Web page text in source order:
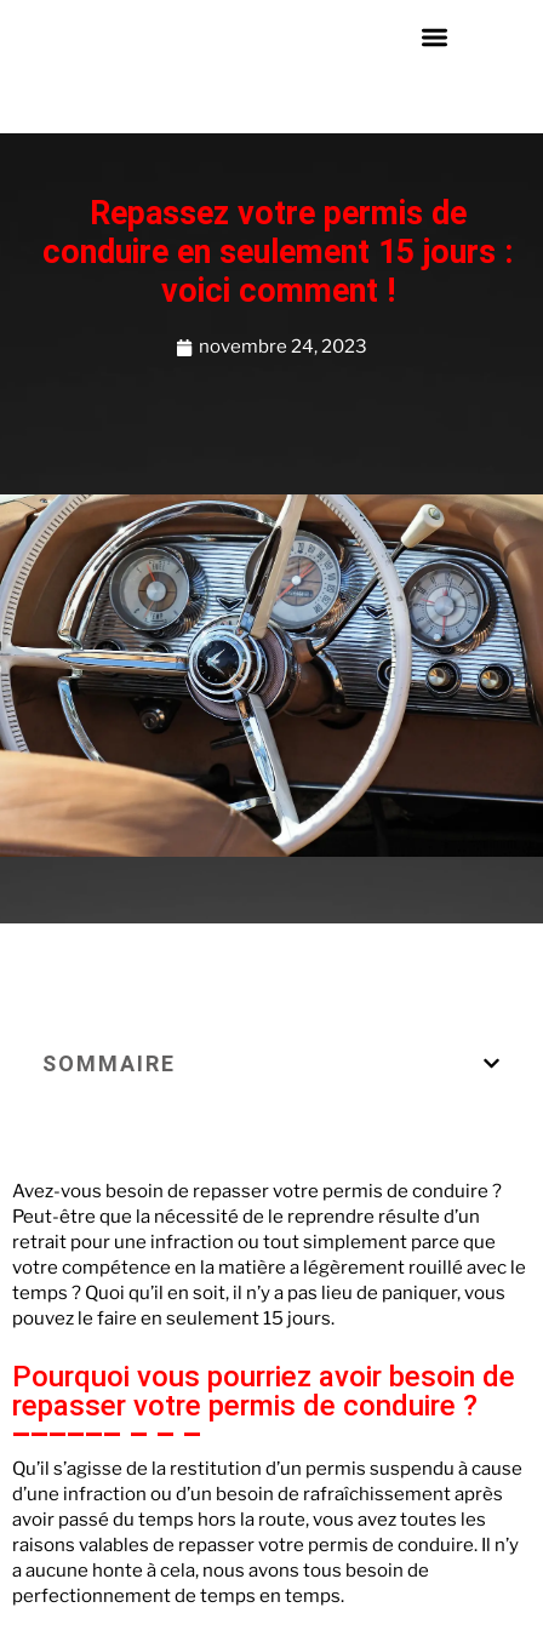
Repassez votre permis de
conduire en seulement 15 jours :
voici comment !
novembre 24, 2023
SOMMAIRE
Avez-vous besoin de repasser votre permis de conduire ?
Peut-être que la nécessité de le reprendre résulte d’un
retrait pour une infraction ou tout simplement parce que
votre compétence en la matière a légèrement rouillé avec le
temps ? Quoi qu’il en soit, il n’y a pas lieu de paniquer, vous
pouvez le faire en seulement 15 jours.
Pourquoi vous pourriez avoir besoin de
repasser votre permis de conduire ?
Qu’il s’agisse de la restitution d’un permis suspendu à cause
d’une infraction ou d’un besoin de rafraîchissement après
avoir passé du temps hors la route, vous avez toutes les
raisons valables de repasser votre permis de conduire. Il n’y
a aucune honte à cela, nous avons tous besoin de
perfectionnement de temps en temps.